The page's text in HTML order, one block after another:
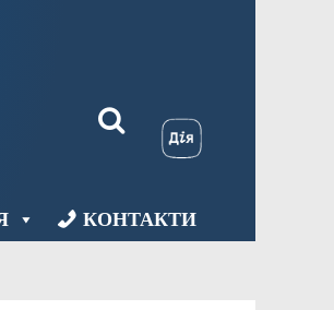
КОНТАКТИ